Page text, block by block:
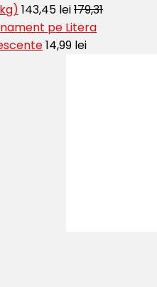
143,45 lei179,31
pe Litera
14,99 lei